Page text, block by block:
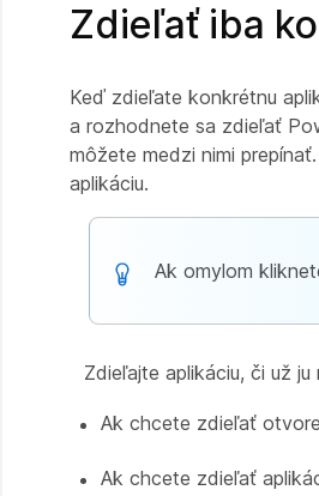
Zdieľať iba
Keď zdieľate konkrétnu
a rozhodnete sa zdieľať
môžete medzi nimi
aplikáciu.
Ak omylom
Zdieľajte aplikáciu, či už
Ak chcete zdieľať
Ak chcete zdieľať